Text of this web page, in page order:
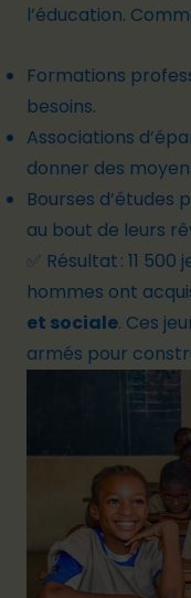
l’éducation.
Formations
besoins.
Associations
donner des
Bourses d’études
au bout de leurs
✅ Résultat : 11 500
hommes ont
et sociale. Ces
armés pour